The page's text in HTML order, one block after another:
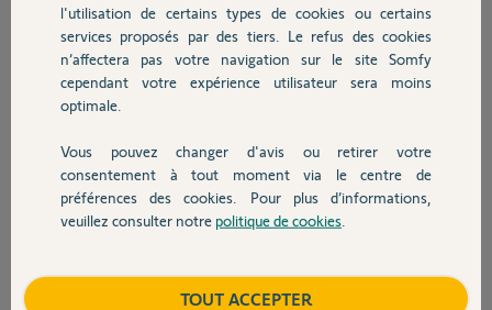
Autres produits
Devis avec un pro
Contact
Eric
il y a plus d'un an
Participer au fil de discussion
Réponses
Bonjour Eric
Il va falloir attendre une mise a jour de l'application.
l'utilisation de certains types de cookies ou certains
services proposés par des tiers. Le refus des cookies
n’affectera pas votre navigation sur le site Somfy
cependant votre expérience utilisateur sera moins
optimale.
Vous pouvez changer d'avis ou retirer votre
consentement à tout moment via le centre de
préférences des cookies. Pour plus d’informations,
veuillez consulter notre politique de cookies
TOUT ACCEPTER